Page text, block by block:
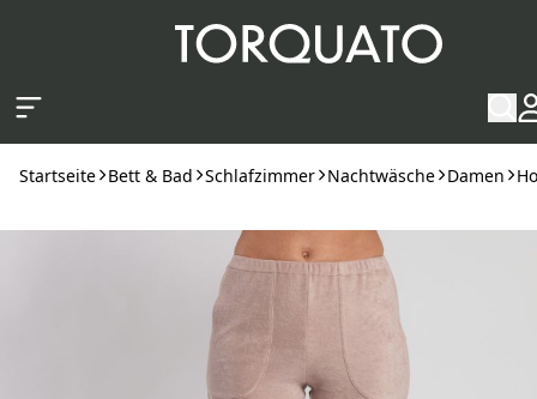
Startseite Bett & Bad Schlafzimmer Nachtwäsche Damen